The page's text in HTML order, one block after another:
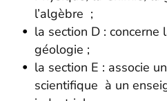
l’algèbre ;
la section D :
géologie ;
la section E : associe
scientifique à un